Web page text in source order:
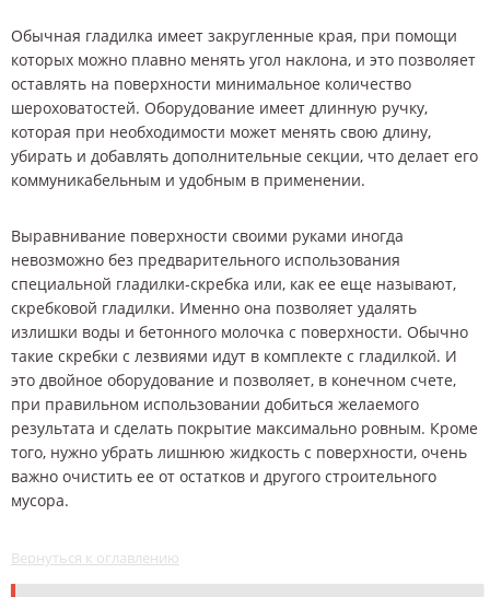
Обычная гладилка имеет закругленные края, при помощи
которых можно плавно менять угол наклона, и это позволяет
оставлять на поверхности минимальное количество
шероховатостей. Оборудование имеет длинную ручку,
которая при необходимости может менять свою длину,
убирать и добавлять дополнительные секции, что делает его
коммуникабельным и удобным в применении.
Выравнивание поверхности своими руками иногда
невозможно без предварительного использования
специальной гладилки-скребка или, как ее еще называют,
скребковой гладилки. Именно она позволяет удалять
излишки воды и бетонного молочка с поверхности. Обычно
такие скребки с лезвиями идут в комплекте с гладилкой. И
это двойное оборудование и позволяет, в конечном счете,
при правильном использовании добиться желаемого
результата и сделать покрытие максимально ровным. Кроме
того, нужно убрать лишнюю жидкость с поверхности, очень
важно очистить ее от остатков и другого строительного
мусора.
Вернуться к оглавлению